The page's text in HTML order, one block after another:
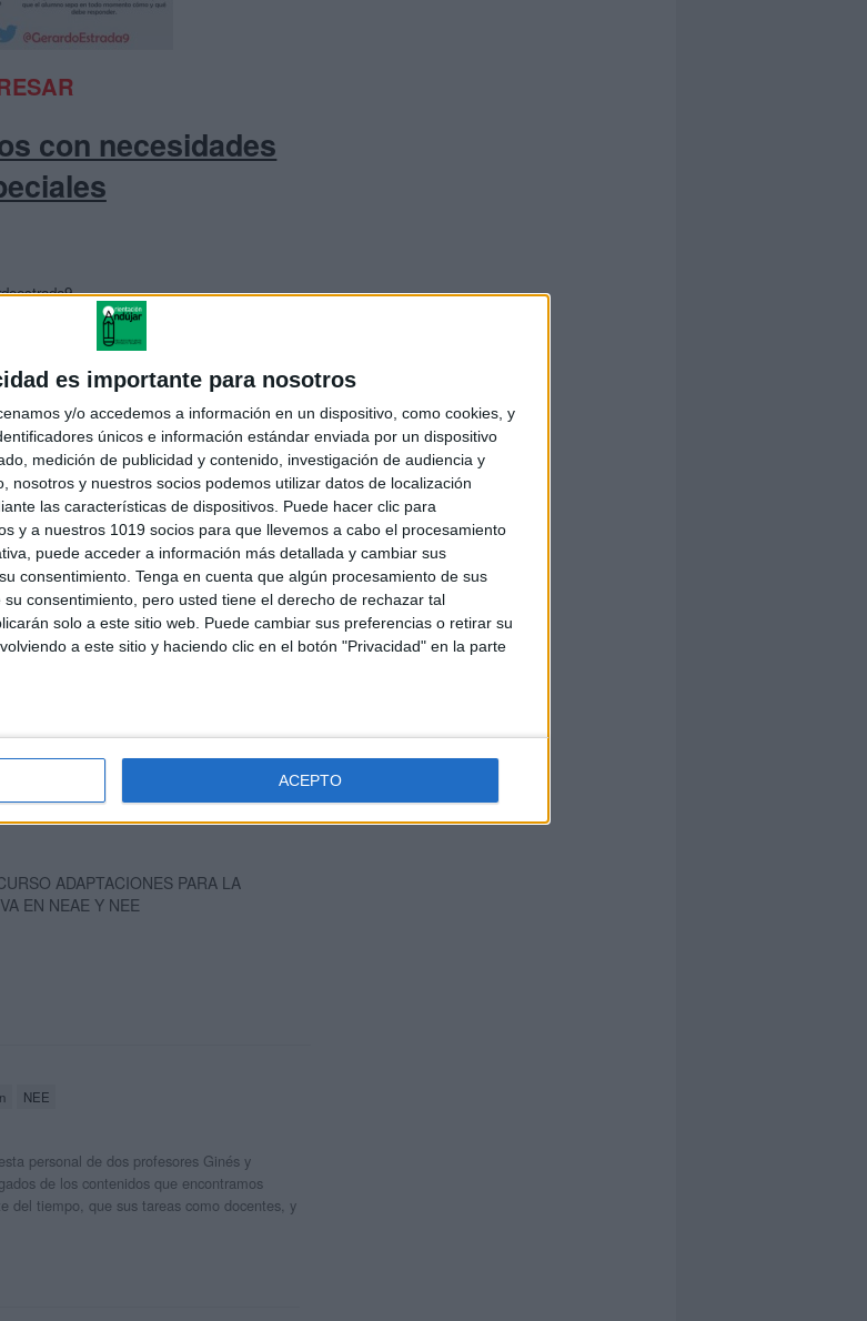
es importante para nosotros
y/o accedemos a información en un dispositivo, como cookies, y
únicos e información estándar enviada por un dispositivo
medición de publicidad y contenido, investigación de audiencia y
nosotros y nuestros socios podemos utilizar datos de localización
las características de dispositivos. Puede hacer clic para
y a nuestros 1019 socios para que llevemos a cabo el procesamiento
puede acceder a información más detallada y cambiar sus
consentimiento. Tenga en cuenta que algún procesamiento de sus
consentimiento, pero usted tiene el derecho de rechazar tal
solo a este sitio web. Puede cambiar sus preferencias o retirar su
a este sitio y haciendo clic en el botón "Privacidad" en la parte
ACEPTO
con necesidades
CURSO ADAPTACIONES PARA LA
EN NEAE Y NEE
NEAE
ADAPTACIONES PARA LA
EN NEAE Y NEE
NEE
personal de dos profesores Ginés y
de los contenidos que encontramos
del tiempo, que sus tareas como docentes, y